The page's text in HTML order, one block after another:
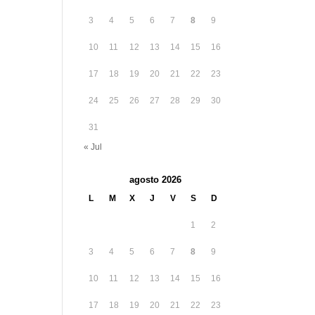
3 4 5 6 7 8 9
10 11 12 13 14 15 16
17 18 19 20 21 22 23
24 25 26 27 28 29 30
31
« Jul
agosto 2026
L M X J V S D
1 2
3 4 5 6 7 8 9
10 11 12 13 14 15 16
17 18 19 20 21 22 23